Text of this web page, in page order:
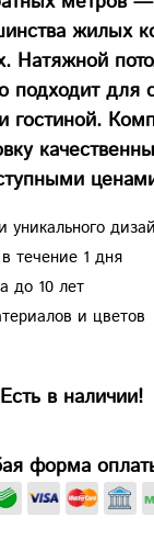
жилых
Натяжной
подходит для
гостиной.
течение 1 дня
до 10 лет
и цветов
Есть в наличии!
форма